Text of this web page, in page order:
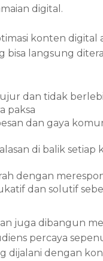
digital.
konten digital
bisa langsung
dan tidak
paksa
dan gaya
di balik setiap
dengan
dan solutif
juga dibangun
percaya
dijalani dengan